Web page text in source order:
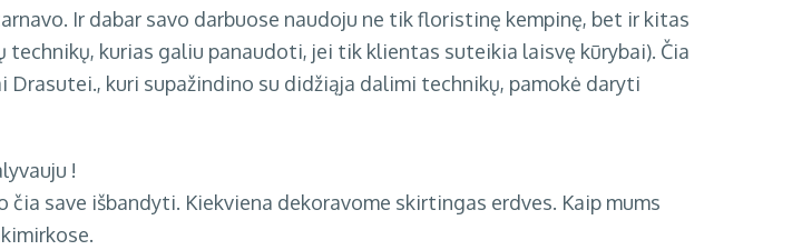
Ir dabar savo darbuose naudoju ne tik floristinę kempinę, bet ir kitas
kurias galiu panaudoti, jei tik klientas suteikia laisvę kūrybai). Čia
Drasutei., kuri supažindino su didžiąja dalimi technikų, pamokė daryti
!
save išbandyti. Kiekviena dekoravome skirtingas erdves. Kaip mums